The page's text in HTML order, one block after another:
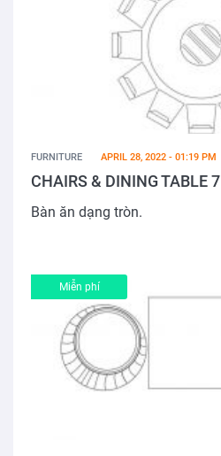
FURNITURE APRIL 28, 2022 - 01:19 PM
CHAIRS & DINING TABLE 7
Bàn ăn dạng tròn.
Miễn phí